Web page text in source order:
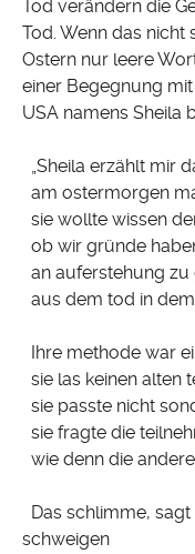
Tod verändern die
Tod. Wenn das nicht
Ostern nur leere
einer Begegnung
USA namens Sheila
„Sheila erzählt mir
am ostermorgen
sie wollte wissen
ob wir gründe
an auferstehung
aus dem tod in
Ihre methode war
sie las keinen alten
sie passte nicht
sie fragte die
wie denn die
Das schlimme,
schweigen